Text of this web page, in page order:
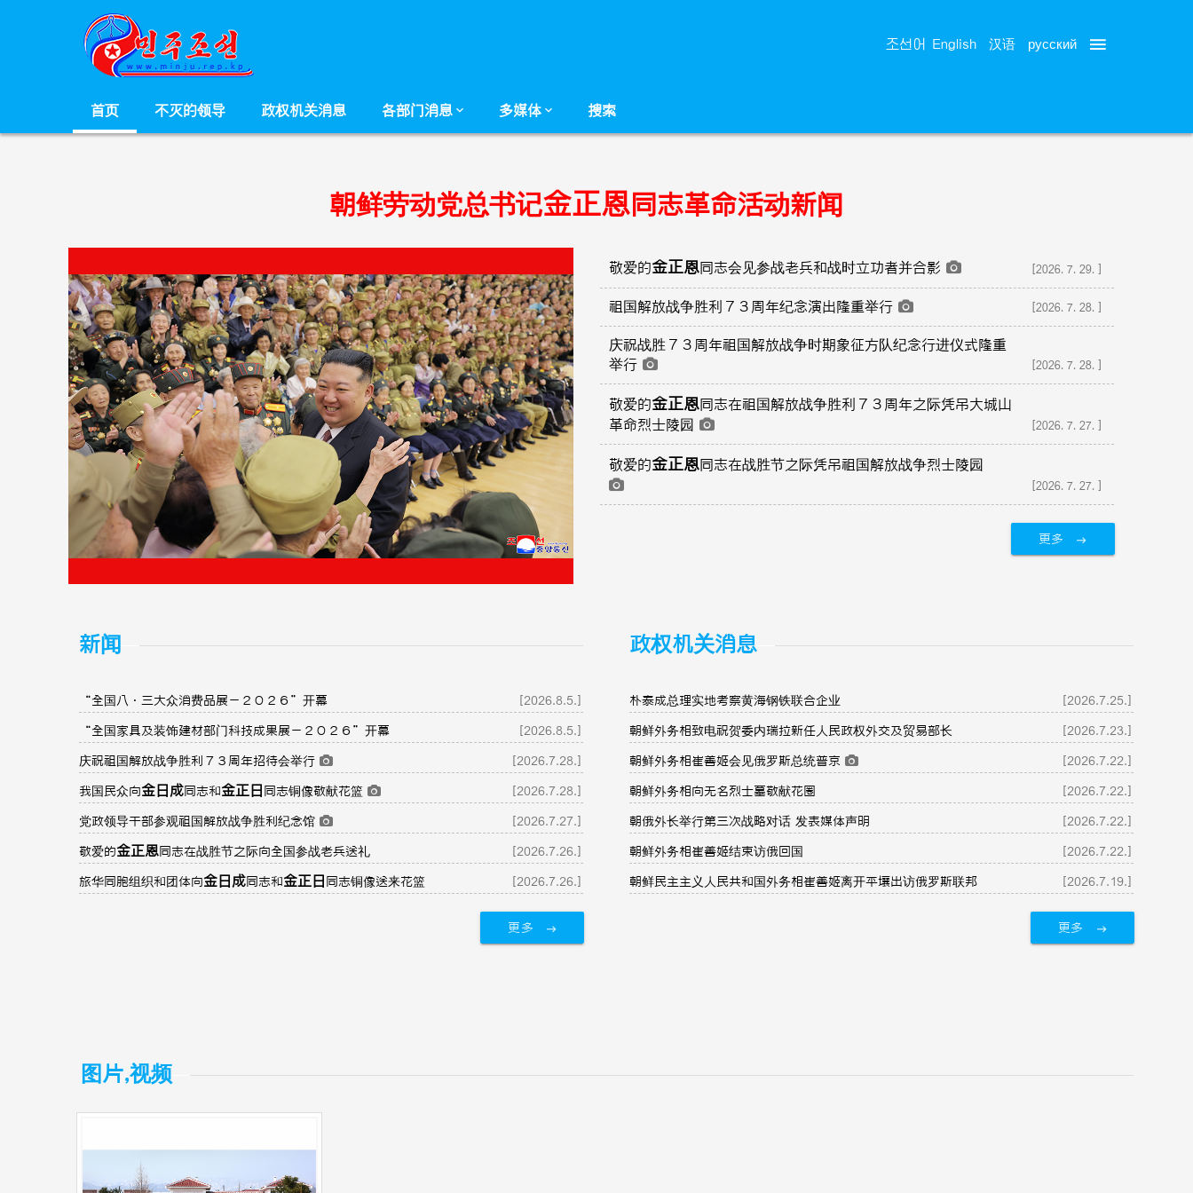
조선어 English 汉语 русский
首页 不灭的领导 政权机关消息 各部门消息 多媒体 搜索
朝鲜劳动党总书记金正恩 同志革命活动新闻
敬爱的金正恩同志会见参战老兵和战时立功者并合影 [2026.7.29.]
祖国解放战争胜利７３周年纪念演出隆重举行 [2026.7.28.]
庆祝战胜７３周年祖国解放战争时期象征方队纪念行进仪式隆重
举行
[2026.7.28.]
敬爱的金正恩同志在祖国解放战争胜利７３周年之际凭吊大城山
革命烈士陵园
[2026.7.27.]
敬爱的金正恩同志在战胜节之际凭吊祖国解放战争烈士陵园
[2026.7.27.]
更多
新闻
“全国八·三大众消费品展－２０２６”开幕 [2026.8.5.]
“全国家具及装饰建材部门科技成果展－２０２６”开幕 [2026.8.5.]
庆祝祖国解放战争胜利７３周年招待会举行 [2026.7.28.]
我国民众向金日成 同志和 金正日 同志铜像敬献花篮 [2026.7.28.]
党政领导干部参观祖国解放战争胜利纪念馆 [2026.7.27.]
敬爱的金正恩 同志在战胜节之际向全国参战老兵送礼 [2026.7.26.]
旅华同胞组织和团体向金日成 同志和 金正日 同志铜像送来花篮 [2026.7.26.]
更多
政权机关消息
朴泰成总理实地考察黄海钢铁联合企业 [2026.7.25.]
朝鲜外务相致电祝贺委内瑞拉新任人民政权外交及贸易部长 [2026.7.23.]
朝鲜外务相崔善姬会见俄罗斯总统普京 [2026.7.22.]
朝鲜外务相向无名烈士墓敬献花圈 [2026.7.22.]
朝俄外长举行第三次战略对话 发表媒体声明 [2026.7.22.]
朝鲜外务相崔善姬结束访俄回国 [2026.7.22.]
朝鲜民主主义人民共和国外务相崔善姬离开平壤出访俄罗斯联邦 [2026.7.19.]
更多
图片,视频